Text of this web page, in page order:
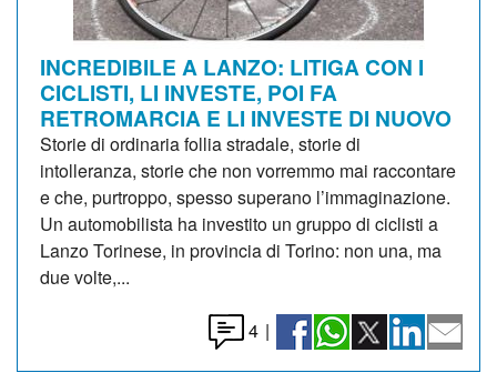
INCREDIBILE A LANZO: LITIGA CON I
CICLISTI, LI INVESTE, POI FA
RETROMARCIA E LI INVESTE DI NUOVO
Storie di ordinaria follia stradale, storie di
intolleranza, storie che non vorremmo mai raccontare
e che, purtroppo, spesso superano l’immaginazione.
Un automobilista ha investito un gruppo di ciclisti a
Lanzo Torinese, in provincia di Torino: non una, ma
due volte,...
4 |